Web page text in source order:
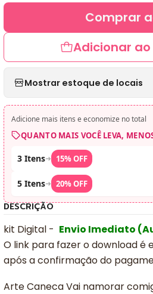
Adicionar
Comprar
Mostrar estoque de locais
Adicione mais itens e economize no total
QUANTO MAIS VOCÊ LEVA,
3 Itens➜ 15% OFF
5 Itens➜ 20% OFF
DESCRIÇÃO
kit Digital - Envio Imediato
O link para fazer o download é
após a confirmação do
Arte Caneca Vai namorar